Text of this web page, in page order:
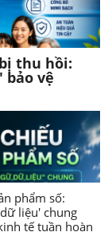
thu hồi:
bảo vệ
phẩm số:
liệu' chung
tế tuần hoàn